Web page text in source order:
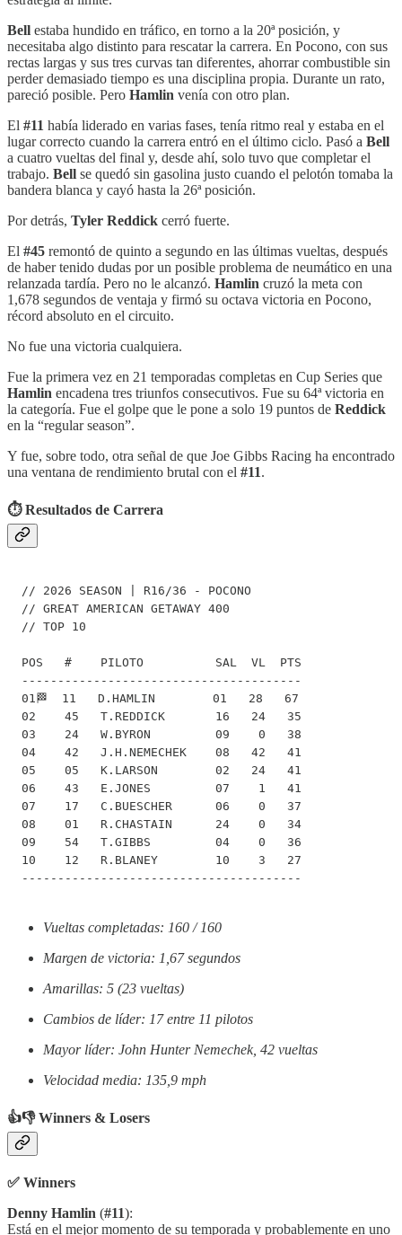
Bell estaba hundido en tráfico, en torno a la 20ª posición, y
necesitaba algo distinto para rescatar la carrera. En Pocono, con sus
rectas largas y sus tres curvas tan diferentes, ahorrar combustible sin
perder demasiado tiempo es una disciplina propia. Durante un rato,
pareció posible. Pero Hamlin venía con otro plan.
El #11 había liderado en varias fases, tenía ritmo real y estaba en el
lugar correcto cuando la carrera entró en el último ciclo. Pasó a Bell
a cuatro vueltas del final y, desde ahí, solo tuvo que completar el
trabajo. Bell se quedó sin gasolina justo cuando el pelotón tomaba la
bandera blanca y cayó hasta la 26ª posición.
Por detrás, Tyler Reddick cerró fuerte.
El #45 remontó de quinto a segundo en las últimas vueltas, después
de haber tenido dudas por un posible problema de neumático en una
relanzada tardía. Pero no le alcanzó. Hamlin cruzó la meta con
1,678 segundos de ventaja y firmó su octava victoria en Pocono,
récord absoluto en el circuito.
No fue una victoria cualquiera.
Fue la primera vez en 21 temporadas completas en Cup Series que
Hamlin encadena tres triunfos consecutivos. Fue su 64ª victoria en
la categoría. Fue el golpe que le pone a solo 19 puntos de Reddick
en la “regular season”.
Y fue, sobre todo, otra señal de que Joe Gibbs Racing ha encontrado
una ventana de rendimiento brutal con el #11.
⏱️ Resultados de Carrera
// 2026 SEASON | R16/36 - POCONO
// GREAT AMERICAN GETAWAY 400
// TOP 10
POS   #    PILOTO          SAL  VL  PTS
---------------------------------------
01🏁  11   D.HAMLIN        01   28   67
02    45   T.REDDICK       16   24   35
03    24   W.BYRON         09    0   38
04    42   J.H.NEMECHEK    08   42   41
05    05   K.LARSON        02   24   41
06    43   E.JONES         07    1   41
07    17   C.BUESCHER      06    0   37
08    01   R.CHASTAIN      24    0   34
09    54   T.GIBBS         04    0   36
10    12   R.BLANEY        10    3   27
---------------------------------------
Vueltas completadas: 160 / 160
Margen de victoria: 1,67 segundos
Amarillas: 5 (23 vueltas)
Cambios de líder: 17 entre 11 pilotos
Mayor líder: John Hunter Nemechek, 42 vueltas
Velocidad media: 135,9 mph
👍👎 Winners & Losers
✅ Winners
Denny Hamlin (#11):
Está en el mejor momento de su temporada y probablemente en uno